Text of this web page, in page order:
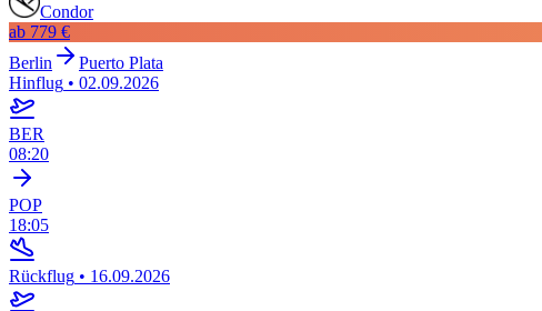
Condor
ab 779 €
Berlin
Puerto Plata
Hinflug • 02.09.2026
BER
08:20
POP
18:05
Rückflug • 16.09.2026